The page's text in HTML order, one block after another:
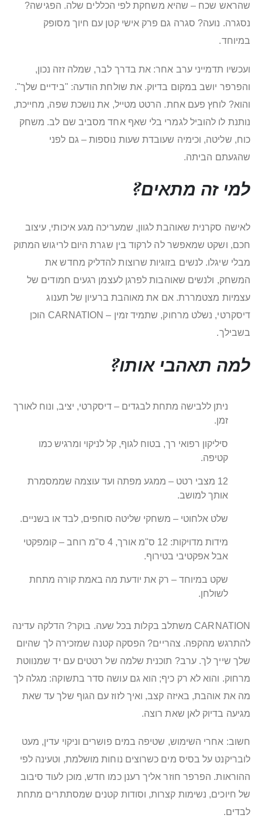
שהראש שכח – שהיא משחקת לפי הכללים שלה. הפגישה?
נסגרה. נועה? סגרה גם פרק אישי קטן עם חיוך מסופק
במיוחד.
ועכשיו תדמייני ערב אחר: את בדרך לבר, שמלה זזה נכון,
והפרפר יושב במקום בדיוק. את שולחת הודעה: "בידיים שלך".
והוא? לוחץ פעם אחת. הרטט מטייל, את נושכת שפה, מחייכת,
נותנת לו להוביל לגמרי בלי שאף אחד מסביב שם לב. משחק
כוח, שליטה, וכימיה שעובדת שעות נוספות – גם לפני
שהגעתם הביתה.
למי זה מתאים?
לאישה סקרנית שאוהבת לגוון, שמעריכה מגע איכותי, עיצוב
חכם, ושקט שמאפשר לה לרקוד בין שגרת היום לריגוש המתוק
מבלי שיגלו. לנשים בזוגיות שרוצות להדליק מחדש את
המשחק, ולנשים שאוהבות לפרגן לעצמן רגעים חמודים של
עצמיות מצטמררת. אם את מאוהבת ברעיון של תענוג
דיסקרטי, נשלט מרחוק, שתמיד זמין – CARNATION הוכן
בשבילך.
למה תאהבי אותו?
ניתן ללבישה מתחת לבגדים – דיסקרטי, יציב, ונוח לאורך
זמן.
סיליקון רפואי רך, בטוח לגוף, קל לניקוי ומרגיש כמו
קטיפה.
12 מצבי רטט – ממגע מפתה ועד עוצמה שממסמרת
אותך למושב.
שלט אלחוטי – משחקי שליטה סוחפים, לבד או בשניים.
מידות מדויקות: 12 ס"מ אורך, 4 ס"מ רוחב – קומפקטי
אבל אפקטיבי בטירוף.
שקט במיוחד – רק את יודעת מה באמת קורה מתחת
לשולחן.
CARNATION משתלב בקלות בכל שעה. בוקר? הדלקה עדינה
להתרגש מהקפה. צהריים? הפסקה קטנה שמזכירה לך שהיום
שלך שייך לך. ערב? תוכנית שלמה של רטטים עם יד שמנווטת
מרחוק. והוא לא רק כיף; הוא גם עושה סדר בתשוקה: מגלה לך
מה את אוהבת, באיזה קצב, ואיך לזוז עם הגוף שלך עד שאת
מגיעה בדיוק לאן שאת רוצה.
חשוב: אחרי השימוש, שטיפה במים פושרים וניקוי עדין, מעט
לובריקנט על בסיס מים כשרוצים נוחות מושלמת, וטעינה לפי
ההוראות. הפרפר חוזר אליך רענן כמו חדש, מוכן לעוד סיבוב
של חיוכים, נשימות קצרות, וסודות קטנים שמסתתרים מתחת
לבדים.